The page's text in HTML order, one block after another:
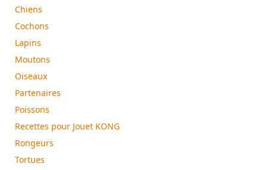
Chiens
Cochons
Lapins
Moutons
Oiseaux
Partenaires
Poissons
Recettes pour Jouet KONG
Rongeurs
Tortues